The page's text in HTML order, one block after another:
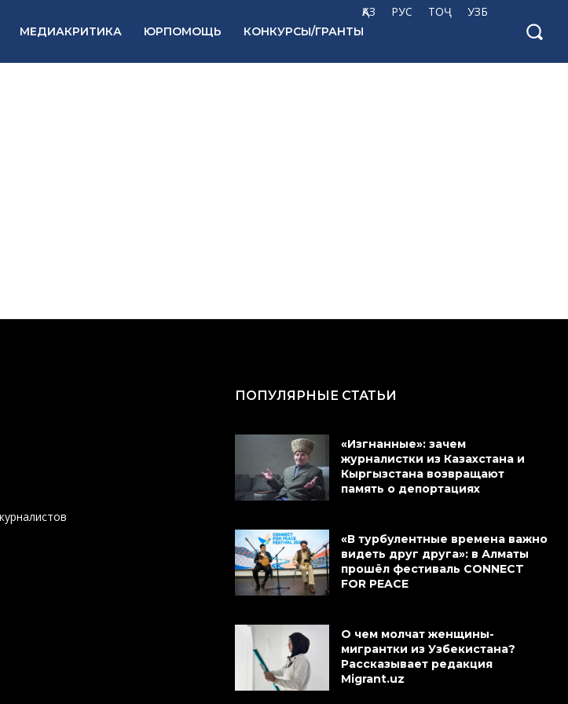
ҚАЗ РУС ТОҶ УЗБ
МЕДИАКРИТИКА ЮРПОМОЩЬ КОНКУРСЫ/ГРАНТЫ
ПОПУЛЯРНЫЕ СТАТЬИ
«Изгнанные»: зачем
журналистки из Казахстана и
Кыргызстана возвращают
память о депортациях
«В турбулентные времена важно
видеть друг друга»: в Алматы
прошёл фестиваль CONNECT
FOR PEACE
О чем молчат женщины-
мигрантки из Узбекистана?
Рассказывает редакция
Migrant.uz